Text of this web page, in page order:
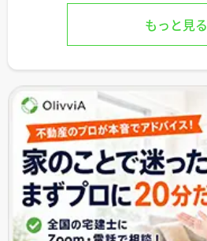
もっと見る